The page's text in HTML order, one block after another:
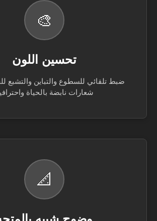
🎨
تحسين اللون
ضبط تلقائي للسطوع والتباين والتشبع
شعارات نابضة بالحياة
📐